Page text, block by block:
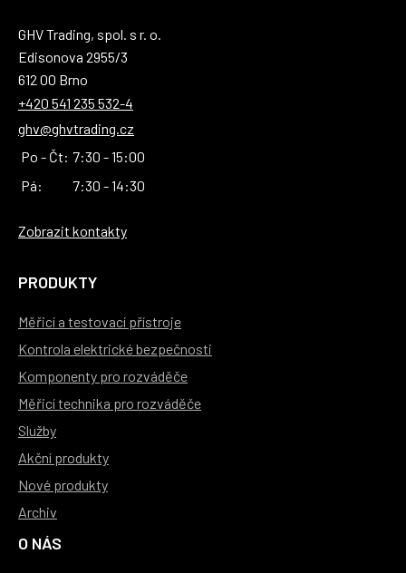
GHV Trading, spol. s r. o.
Edisonova 2955/3
612 00 Brno
+420 541 235 532-4
ghv@ghvtrading.cz
Po - Čt: 7:30 - 15:00
Pá:
7:30 - 14:30
Zobrazit kontakty
PRODUKTY
Měřicí a testovací přístroje
Kontrola elektrické bezpečnosti
Komponenty pro rozváděče
Měřicí technika pro rozváděče
Služby
Akční produkty
Nové produkty
Archiv
O NÁS